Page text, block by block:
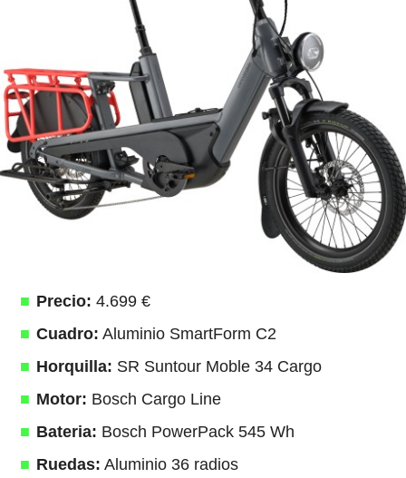
Precio: 4.699 €
Cuadro: Aluminio SmartForm C2
Horquilla: SR Suntour Moble 34 Cargo
Motor: Bosch Cargo Line
Bateria: Bosch PowerPack 545 Wh
Ruedas: Aluminio 36 radios